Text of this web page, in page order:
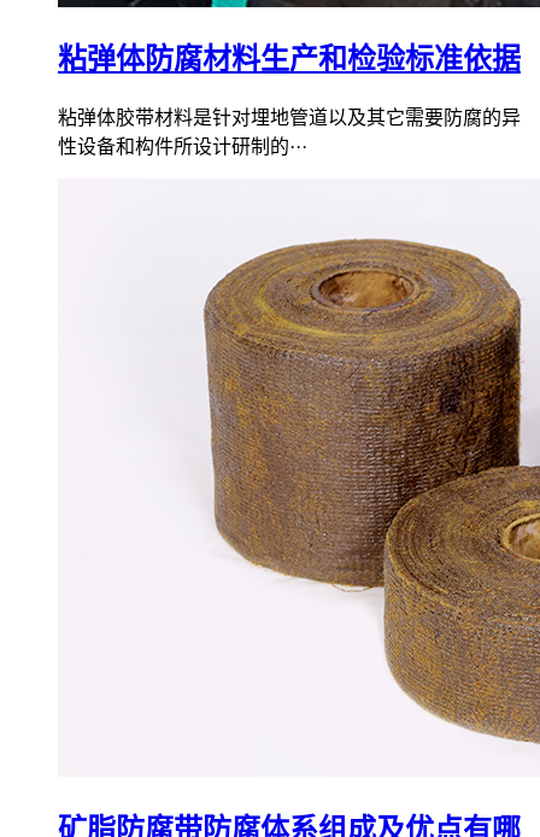
粘弹体防腐材料生产和检验标准依据
粘弹体胶带材料是针对埋地管道以及其它需要防腐的异
性设备和构件所设计研制的···
矿脂防腐带防腐体系组成及优点有哪